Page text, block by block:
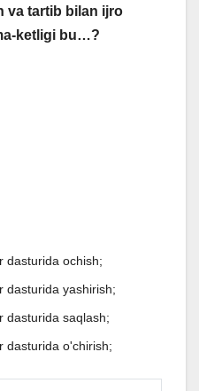
va tartib bilan ijro
ketligi bu…?
dasturida ochish;
dasturida yashirish;
dasturida saqlash;
dasturida o'chirish;